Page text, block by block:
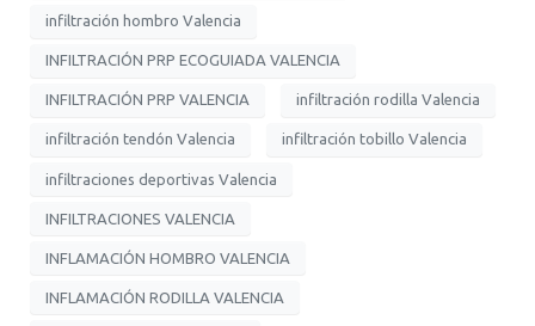
infiltración hombro Valencia
INFILTRACIÓN PRP ECOGUIADA VALENCIA
INFILTRACIÓN PRP VALENCIA infiltración rodilla Valencia
infiltración tendón Valencia infiltración tobillo Valencia
infiltraciones deportivas Valencia
INFILTRACIONES VALENCIA
INFLAMACIÓN HOMBRO VALENCIA
INFLAMACIÓN RODILLA VALENCIA